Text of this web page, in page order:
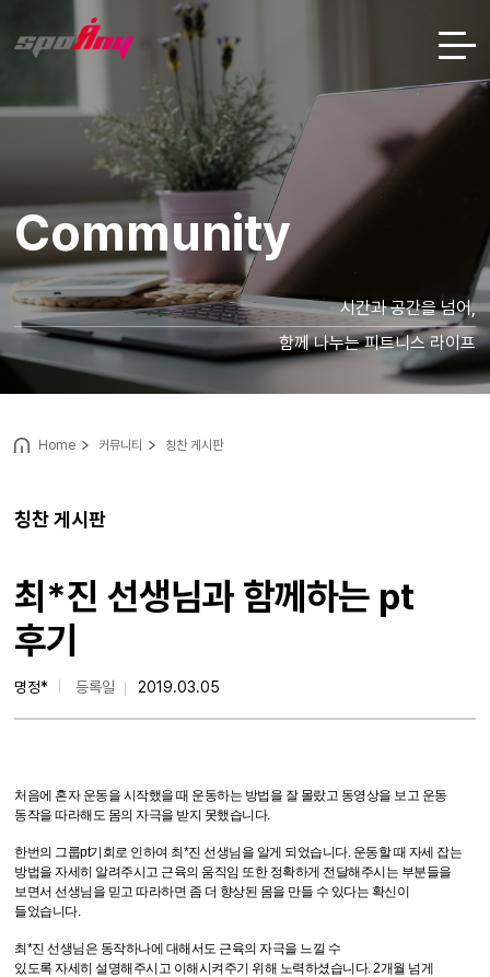
Community
시간과 공간을 넘어,
함께 나누는 피트니스 라이프
칭찬 게시판
Home 커뮤니티 칭찬 게시판
최*진 선생님과 함께하는 pt
후기
명정* 등록일 2019.03.05
처음에 혼자 운동을 시작했을 때 운동하는 방법을 잘 몰랐고 동영상을 보고 운동
동작을 따라해도 몸의 자극을 받지 못했습니다.
한번의 그룹pt기회로 인하여 최*진 선생님을 알게 되었습니다. 운동할 때 자세 잡는
방법을 자세히 알려주시고 근육의 움직임 또한 정확하게 전달해주시는 부분들을
보면서 선생님을 믿고 따라하면 좀 더 향상된 몸을 만들 수 있다는 확신이
들었습니다.
최*진 선생님은 동작하나에 대해서도 근육의 자극을 느낄 수
있도록 자세히 설명해주시고 이해시켜주기 위해 노력하셨습니다. 2개월 넘게